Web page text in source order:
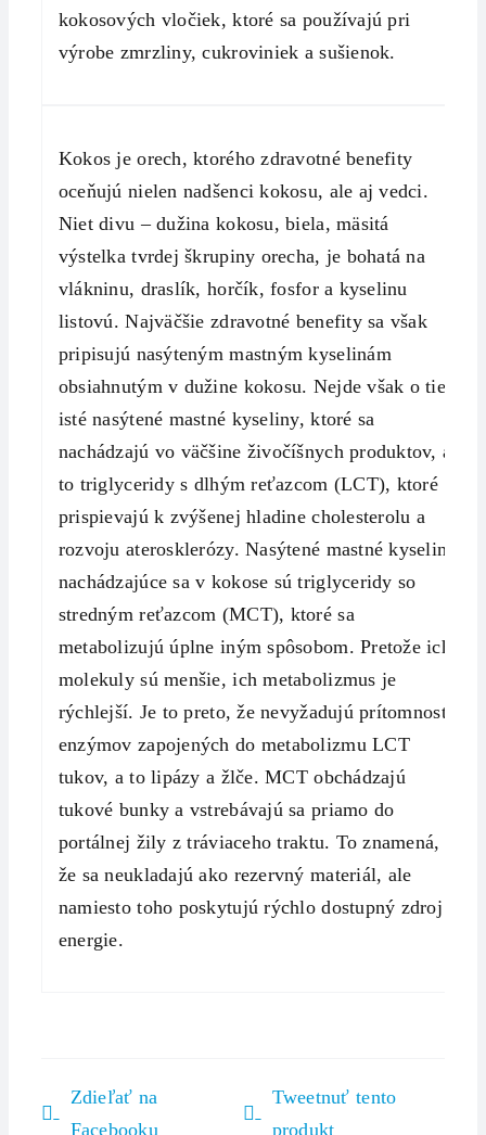
kokosových vločiek, ktoré sa používajú pri
výrobe zmrzliny, cukroviniek a sušienok.
Kokos je orech, ktorého zdravotné benefity
oceňujú nielen nadšenci kokosu, ale aj vedci.
Niet divu – dužina kokosu, biela, mäsitá
výstelka tvrdej škrupiny orecha, je bohatá na
vlákninu, draslík, horčík, fosfor a kyselinu
listovú. Najväčšie zdravotné benefity sa však
pripisujú nasýteným mastným kyselinám
obsiahnutým v dužine kokosu. Nejde však o tie
isté nasýtené mastné kyseliny, ktoré sa
nachádzajú vo väčšine živočíšnych produktov, a
to triglyceridy s dlhým reťazcom (LCT), ktoré
prispievajú k zvýšenej hladine cholesterolu a
rozvoju aterosklerózy. Nasýtené mastné kyseliny
nachádzajúce sa v kokose sú triglyceridy so
stredným reťazcom (MCT), ktoré sa
metabolizujú úplne iným spôsobom. Pretože ich
molekuly sú menšie, ich metabolizmus je
rýchlejší. Je to preto, že nevyžadujú prítomnosť
enzýmov zapojených do metabolizmu LCT
tukov, a to lipázy a žlče. MCT obchádzajú
tukové bunky a vstrebávajú sa priamo do
portálnej žily z tráviaceho traktu. To znamená,
že sa neukladajú ako rezervný materiál, ale
namiesto toho poskytujú rýchlo dostupný zdroj
energie.
Zdieľať na
Facebooku
Tweetnuť tento
produkt